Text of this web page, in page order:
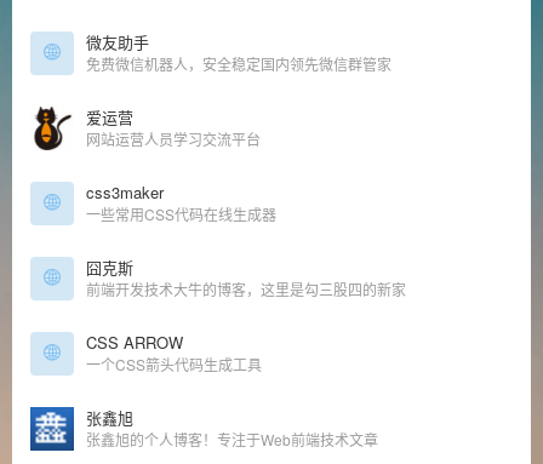
微友助手
免费微信机器人，安全稳定国内领先微信群管家
爱运营
网站运营人员学习交流平台
css3maker
一些常用CSS代码在线生成器
囧克斯
前端开发技术大牛的博客，这里是勾三股四的新家
CSS ARROW
一个CSS箭头代码生成工具
张鑫旭
张鑫旭的个人博客！专注于Web前端技术文章